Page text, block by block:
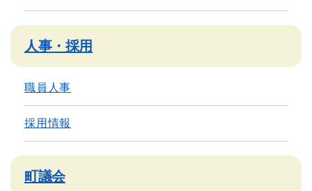
人事・採用
職員人事
採用情報
町議会